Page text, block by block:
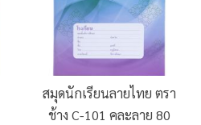
สมุดนักเรียนลายไทย ตรา
ช้าง C-101 คละลาย 80